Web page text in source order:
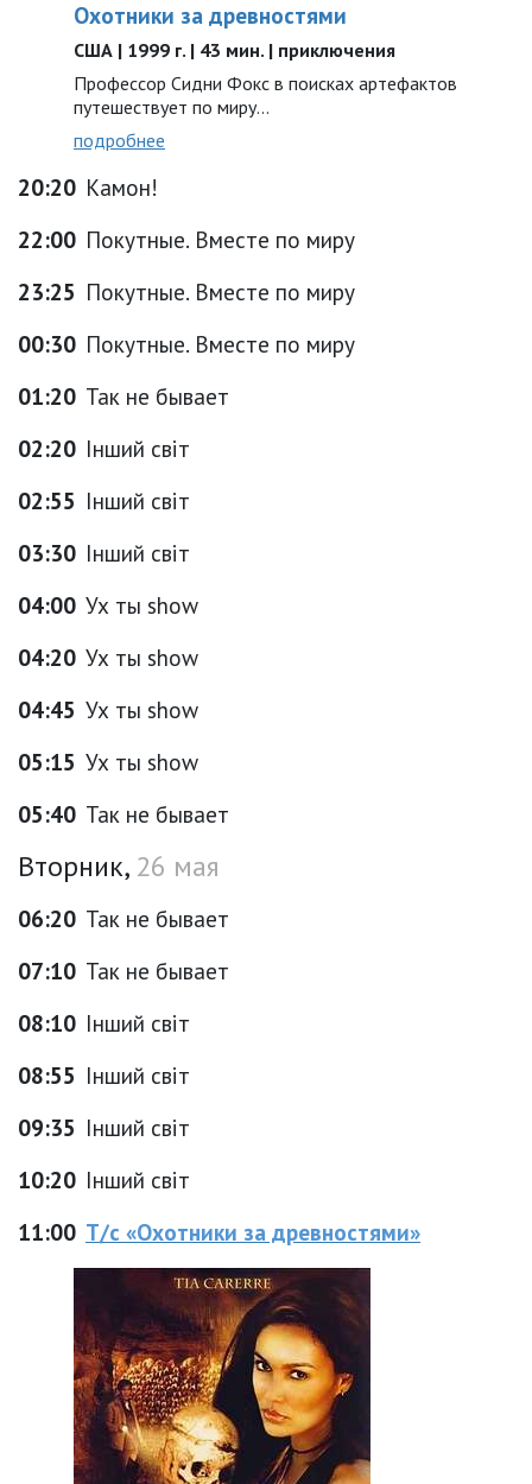
Охотники за древностями
США | 1999 г. | 43 мин. | приключения
Профессор Сидни Фокс в поисках артефактов
путешествует по миру...
подробнее
20:20 Камон!
22:00 Покутные. Вместе по миру
23:25 Покутные. Вместе по миру
00:30 Покутные. Вместе по миру
01:20 Так не бывает
02:20 Інший світ
02:55 Інший світ
03:30 Інший світ
04:00 Ух ты show
04:20 Ух ты show
04:45 Ух ты show
05:15 Ух ты show
05:40 Так не бывает
Вторник, 26 мая
06:20 Так не бывает
07:10 Так не бывает
08:10 Інший світ
08:55 Інший світ
09:35 Інший світ
10:20 Інший світ
11:00 Т/с «Охотники за древностями»